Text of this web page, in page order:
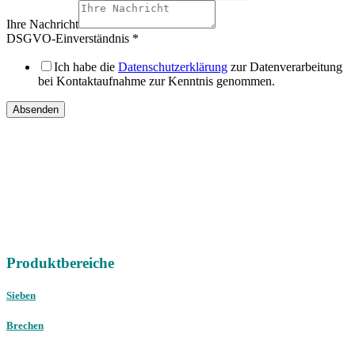
Ihre Nachricht
DSGVO-Einverständnis *
Ich habe die Datenschutzerklärung zur Datenverarbeitung
bei Kontaktaufnahme zur Kenntnis genommen.
Absenden
Produktbereiche
Sieben
Brechen